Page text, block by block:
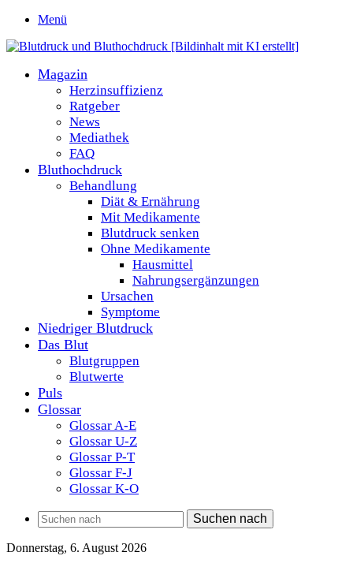
Menü
Magazin
Herzinsuffizienz
Ratgeber
News
Mediathek
FAQ
Bluthochdruck
Behandlung
Diät & Ernährung
Mit Medikamente
Blutdruck senken
Ohne Medikamente
Hausmittel
Nahrungsergänzungen
Ursachen
Symptome
Niedriger Blutdruck
Das Blut
Blutgruppen
Blutwerte
Puls
Glossar
Glossar A-E
Glossar U-Z
Glossar P-T
Glossar F-J
Glossar K-O
Suchen nach
Donnerstag, 6. August 2026